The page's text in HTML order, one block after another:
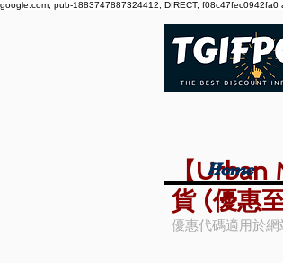
google.com, pub-1883747887324412, DIRECT, f08c47fec0942fa0
Home
Home
【
貨 (優惠
優惠代碼適用於